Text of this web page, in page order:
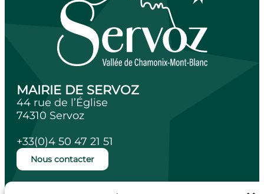
MAIRIE DE SERVOZ
44 rue de l’Église
74310 Servoz
+33(0)4 50 47 21 51
Nous contacter